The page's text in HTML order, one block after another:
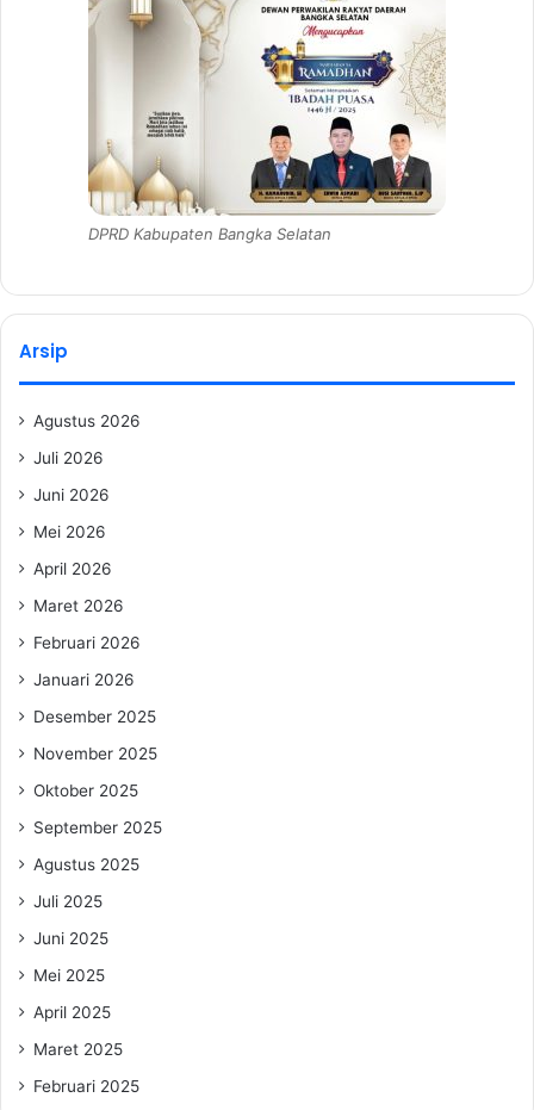
DPRD Kabupaten Bangka Selatan
Arsip
Agustus 2026
Juli 2026
Juni 2026
Mei 2026
April 2026
Maret 2026
Februari 2026
Januari 2026
Desember 2025
November 2025
Oktober 2025
September 2025
Agustus 2025
Juli 2025
Juni 2025
Mei 2025
April 2025
Maret 2025
Februari 2025